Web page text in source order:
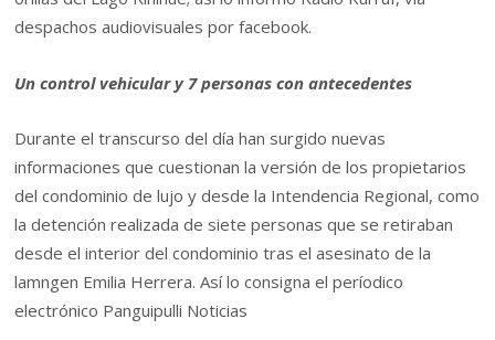
despachos audiovisuales por facebook.
Un control vehicular y 7 personas con antecedentes
Durante el transcurso del día han surgido nuevas
informaciones que cuestionan la versión de los propietarios
del condominio de lujo y desde la Intendencia Regional, como
la detención realizada de siete personas que se retiraban
desde el interior del condominio tras el asesinato de la
lamngen Emilia Herrera. Así lo consigna el períodico
electrónico Panguipulli Noticias